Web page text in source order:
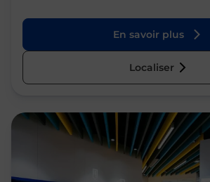
En savoir plus
Localiser